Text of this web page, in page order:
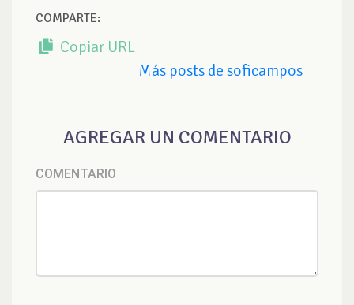
COMPARTE:
Copiar URL
Más posts de soficampos
AGREGAR UN COMENTARIO
COMENTARIO